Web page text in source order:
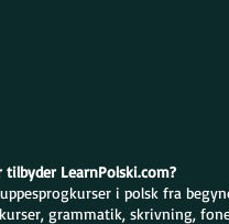
tilbyder LearnPolski.com?
i polsk fra
grammatik, skrivning,